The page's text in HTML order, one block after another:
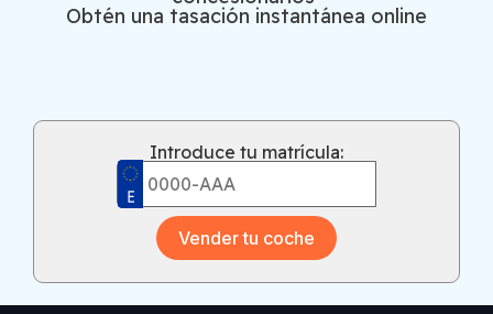
Obtén una tasación instantánea online
Introduce tu matrícula:
Vender tu coche